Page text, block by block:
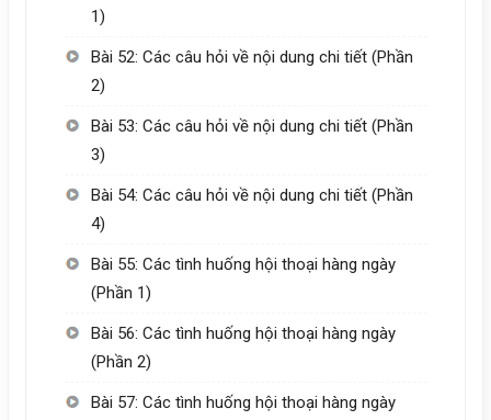
1)
Bài 52: Các câu hỏi về nội dung chi tiết (Phần
2)
Bài 53: Các câu hỏi về nội dung chi tiết (Phần
3)
Bài 54: Các câu hỏi về nội dung chi tiết (Phần
4)
Bài 55: Các tình huống hội thoại hàng ngày
(Phần 1)
Bài 56: Các tình huống hội thoại hàng ngày
(Phần 2)
Bài 57: Các tình huống hội thoại hàng ngày